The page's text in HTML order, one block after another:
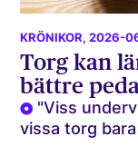
KRÖNIKOR, 2026-
Torg kan
bättre
"Viss
vissa torg